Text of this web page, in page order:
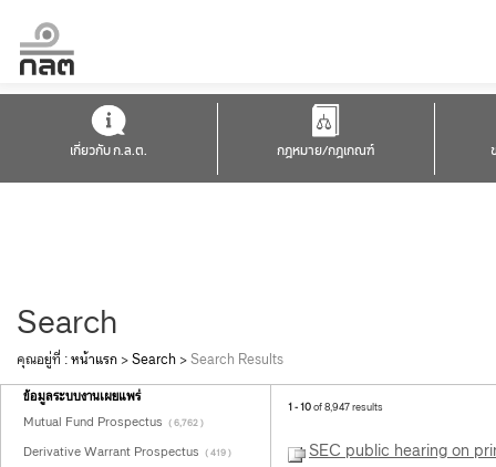
เกี่ยวกับ ก.ล.ต. กฎหมาย/กฎเกณฑ์
Search
คุณอยู่ที่ :หน้าแรก >Search >Search Results
ข้อมูลระบบงานเผยแพร่
Mutual Fund Prospectus ( 6,762 )
Derivative Warrant Prospectus ( 419 )
1 - 10of 8,947 results
SEC public hearing on